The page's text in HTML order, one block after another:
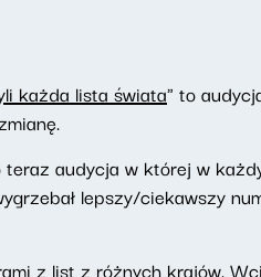
każda lista świata" to
audycja w której w
lepszy/ciekawszy
z list z różnych krajów.